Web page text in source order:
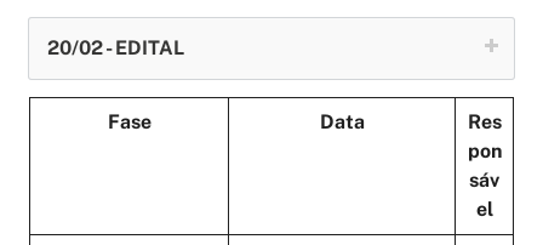
20/02 - EDITAL
Fase Data
Res
pon
sáv
el